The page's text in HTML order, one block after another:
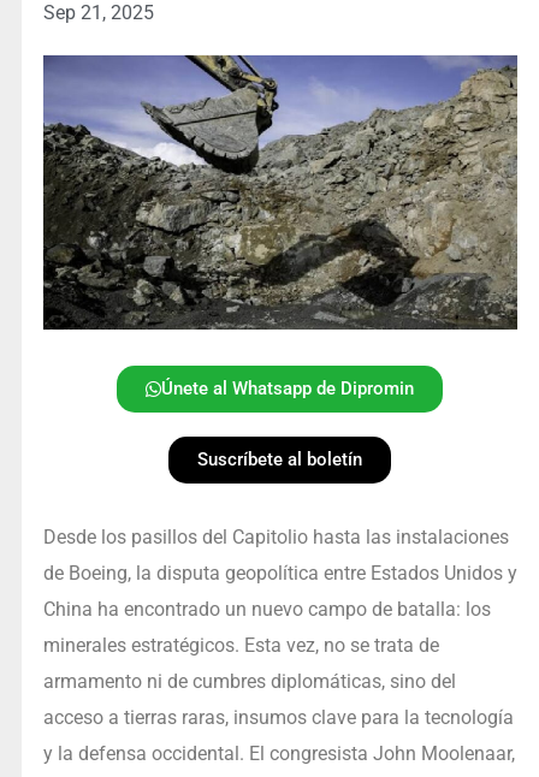
Sep 21, 2025
Únete al Whatsapp de Dipromin
Suscríbete al boletín
Desde los pasillos del Capitolio hasta las instalaciones
de Boeing, la disputa geopolítica entre Estados Unidos y
China ha encontrado un nuevo campo de batalla: los
minerales estratégicos. Esta vez, no se trata de
armamento ni de cumbres diplomáticas, sino del
acceso a tierras raras, insumos clave para la tecnología
y la defensa occidental. El congresista John Moolenaar,